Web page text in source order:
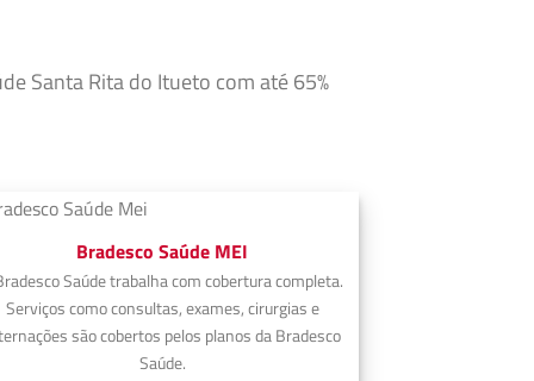
Santa Rita do Itueto com até 65%
Bradesco Saúde MEI
Saúde trabalha com cobertura completa.
Serviços como consultas, exames, cirurgias e
são cobertos pelos planos da Bradesco
Saúde.